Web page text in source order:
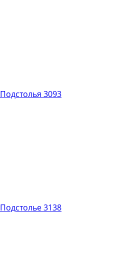
Подстолья 3093
Подстолье 3138